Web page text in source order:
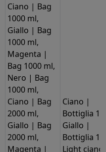
Ciano | Bag
1000 ml,
Giallo | Bag
1000 ml,
Magenta |
Bag 1000 ml,
Nero | Bag
1000 ml,
Ciano | Bag
2000 ml,
Giallo | Bag
2000 ml,
Magenta |
Ciano |
Bottiglia
Giallo |
Bottiglia
Light